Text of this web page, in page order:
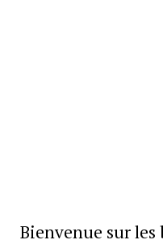
Bienvenue sur les